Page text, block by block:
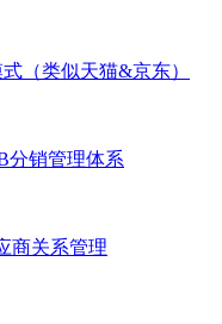
（类似天猫&京东）
分销管理体系
商关系管理